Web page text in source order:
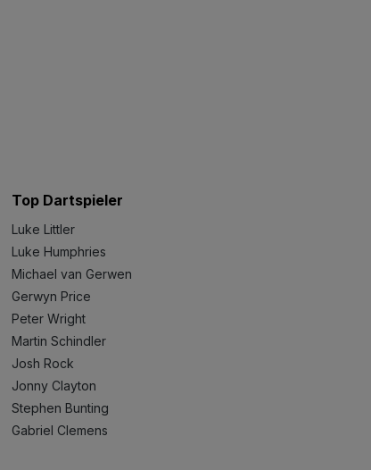
Top Dartspieler
Luke Littler
Luke Humphries
Michael van Gerwen
Gerwyn Price
Peter Wright
Martin Schindler
Josh Rock
Jonny Clayton
Stephen Bunting
Gabriel Clemens